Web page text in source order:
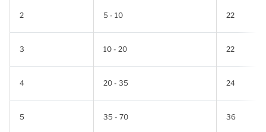
2 5 - 10 22
3 10 - 20 22
4 20 - 35 24
5 35 - 70 36